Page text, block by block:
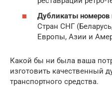
Дубликаты номеров
Стран СНГ
Европы, Азии и
Какой бы ни была ваша
изготовить качественный
транспортного средства.